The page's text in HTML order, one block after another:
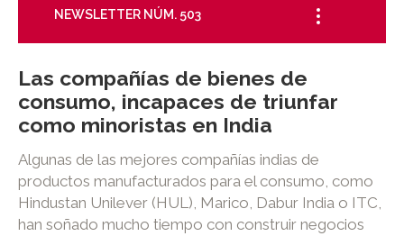
NEWSLETTER NÚM. 503
Las compañías de bienes de
consumo, incapaces de triunfar
como minoristas en India
Algunas de las mejores compañías indias de
productos manufacturados para el consumo, como
Hindustan Unilever (HUL), Marico, Dabur India o ITC,
han soñado mucho tiempo con construir negocios